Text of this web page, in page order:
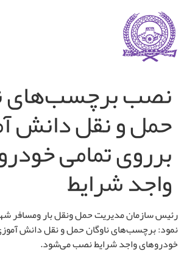
نصب برچسب‌های
حمل و نقل دانش
برروی تمامی
واجد شرایط
رئیس سازمان مدیریت حمل ونقل بار ومسافر
نمود: برچسب‌های ناوگان حمل و نقل دانش
خودروهای واجد شرایط نصب می‌شود.